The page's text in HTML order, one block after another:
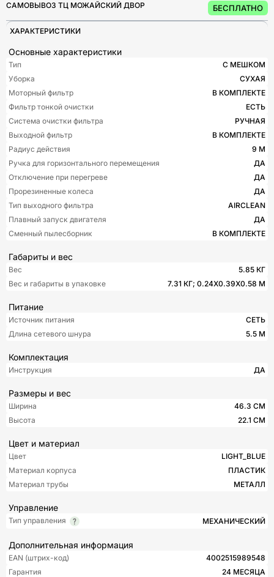
САМОВЫВОЗ ТЦ МОЖАЙСКИЙ ДВОР БЕСПЛАТНО
ХАРАКТЕРИСТИКИ
Основные характеристики
Тип
С МЕШКОМ
Уборка
СУХАЯ
Моторный фильтр
В КОМПЛЕКТЕ
Фильтр тонкой очистки
ЕСТЬ
Система очистки фильтра
РУЧНАЯ
Выходной фильтр
В КОМПЛЕКТЕ
Радиус действия
9 М
Ручка для горизонтального перемещения
ДА
Отключение при перегреве
ДА
Прорезиненные колеса
ДА
Тип выходного фильтра
AIRCLEAN
Плавный запуск двигателя
ДА
Сменный пылесборник
В КОМПЛЕКТЕ
Габариты и вес
Вес
5.85 КГ
Вес и габариты в упаковке
7.31 КГ; 0.24X0.39X0.58 М
Питание
Источник питания
СЕТЬ
Длина сетевого шнура
5.5 М
Комплектация
Инструкция ДА
Размеры и вес
Ширина
46.3 СМ
Высота
22.1 СМ
Цвет и материал
Цвет
LIGHT_BLUE
Материал корпуса
ПЛАСТИК
Материал трубы
МЕТАЛЛ
Управление
Тип управления МЕХАНИЧЕСКИЙ
Дополнительная информация
EAN (штрих-код)
4002515989548
Гарантия
24 МЕСЯЦА